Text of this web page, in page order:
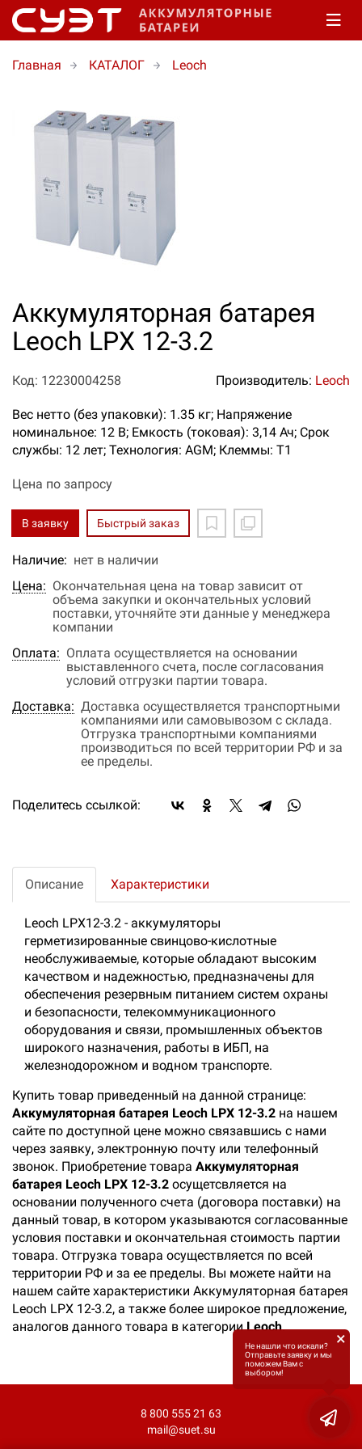
Главная КАТАЛОГ Leoch
Аккумуляторная батарея
Leoch LPX 12-3.2
Код: 12230004258 Производитель: Leoch
Вес нетто (без упаковки): 1.35 кг; Напряжение
номинальное: 12 В; Емкость (токовая): 3,14 Ач; Срок
службы: 12 лет; Технология: AGM; Клеммы: T1
Цена по запросу
В заявку Быстрый заказ
Наличие: нет в наличии
Цена: Окончательная цена на товар зависит от
объема закупки и окончательных условий
поставки, уточняйте эти данные у менеджера
компании
Оплата: Оплата осуществляется на основании
выставленного счета, после согласования
условий отгрузки партии товара.
Доставка: Доставка осуществляется транспортными
компаниями или самовывозом с склада.
Отгрузка транспортными компаниями
производиться по всей территории РФ и за
ее пределы.
Поделитесь ссылкой:
Описание Характеристики
Leoch LPX12-3.2 - аккумуляторы
герметизированные свинцово-кислотные
необслуживаемые, которые обладают высоким
качеством и надежностью, предназначены для
обеспечения резервным питанием систем охраны
и безопасности, телекоммуникационного
оборудования и связи, промышленных объектов
широкого назначения, работы в ИБП, на
железнодорожном и водном транспорте.
Купить товар приведенный на данной странице:
Аккумуляторная батарея Leoch LPX 12-3.2 на нашем
сайте по доступной цене можно связавшись с нами
через заявку, электронную почту или телефонный
звонок. Приобретение товара Аккумуляторная
батарея Leoch LPX 12-3.2 осущетсвляется на
основании полученного счета (договора поставки) на
данный товар, в котором указываются согласованные
условия поставки и окончательная стоимость партии
товара. Отгрузка товара осуществляется по всей
территории РФ и за ее пределы. Вы можете найти на
нашем сайте характеристики Аккумуляторная батарея
Leoch LPX 12-3.2, а также более широкое предложение,
аналогов данного товара в категорииLeoch.
8 800 555 21 63
mail@suet.su
Не нашли что искали?
Отправьте заявку и мы
поможем Вам с
выбором!
×